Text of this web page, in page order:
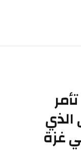
الذي
غزة